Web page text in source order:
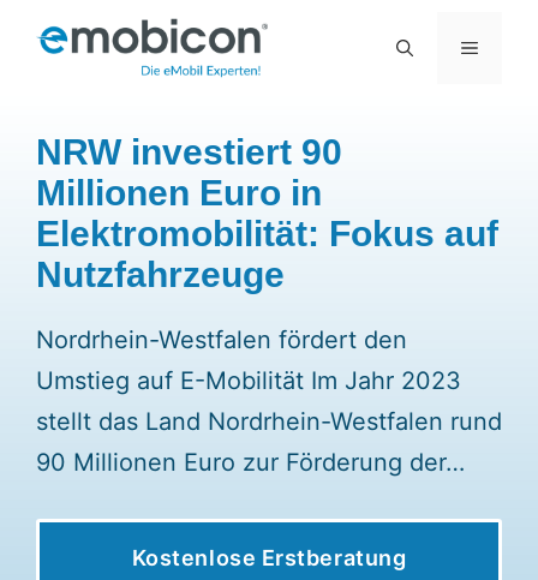
Inhalt
MENÜ
NRW investiert 90
Millionen Euro in
Elektromobilität: Fokus auf
Nutzfahrzeuge
Nordrhein-Westfalen fördert den
Umstieg auf E-Mobilität Im Jahr 2023
stellt das Land Nordrhein-Westfalen rund
90 Millionen Euro zur Förderung der…
Kostenlose Erstberatung